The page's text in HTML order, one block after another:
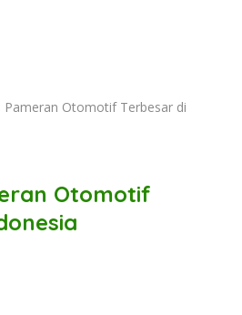
Pameran Otomotif Terbesar di
Otomotif